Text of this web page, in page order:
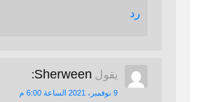
رد
يقول Sherween
:
9 نوفمبر، 2021 الساعة 6:00 م